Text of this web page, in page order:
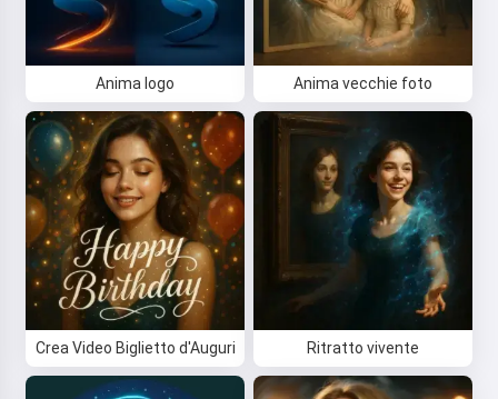
Anima logo Anima vecchie foto
Crea Video Biglietto d'Auguri Ritratto vivente